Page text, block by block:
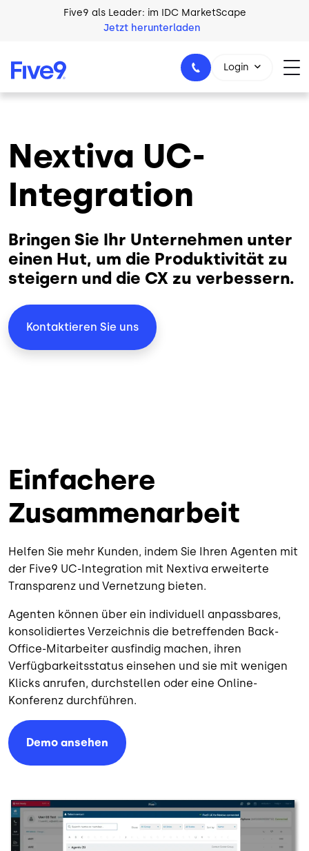
Skip to main contentFive9 als Leader: im IDC MarketScape
Jetzt herunterladen
+49 89 231 201 864
Login
Nextiva UC-
Integration
Bringen Sie Ihr Unternehmen unter
einen Hut, um die Produktivität zu
steigern und die CX zu verbessern.
Kontaktieren Sie uns
Einfachere
Zusammenarbeit
Helfen Sie mehr Kunden, indem Sie Ihren Agenten mit
der Five9 UC-Integration mit Nextiva erweiterte
Transparenz und Vernetzung bieten.
Agenten können über ein individuell anpassbares,
konsolidiertes Verzeichnis die betreffenden Back-
Office-Mitarbeiter ausfindig machen, ihren
Verfügbarkeitsstatus einsehen und sie mit wenigen
Klicks anrufen, durchstellen oder eine Online-
Konferenz durchführen.
Demo ansehen
Bild